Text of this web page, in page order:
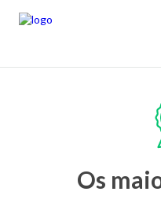
Os